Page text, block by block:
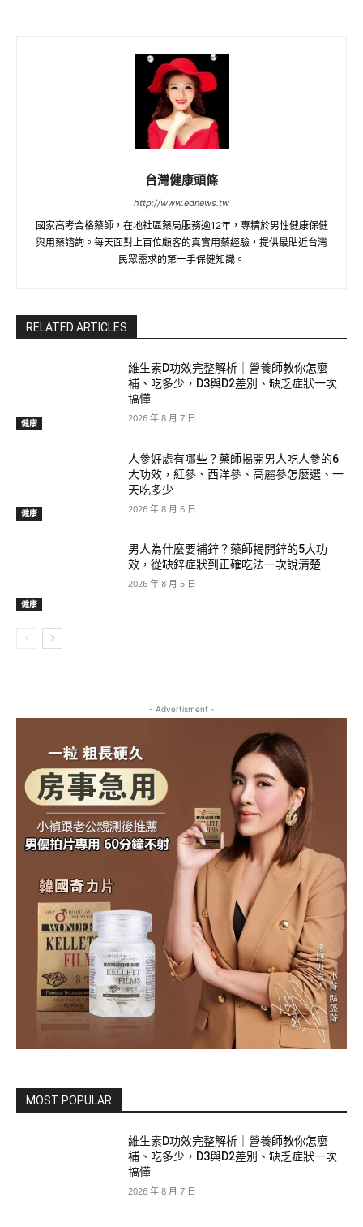
台灣健康頭條
http://www.ednews.tw
國家高考合格藥師，在地社區藥局服務逾12年，專精於男性健康保健
與用藥諮詢。每天面對上百位顧客的真實用藥經驗，提供最貼近台灣
民眾需求的第一手保健知識。
RELATED ARTICLES
健康
維生素D功效完整解析｜營養師教你怎麼
補、吃多少，D3與D2差別、缺乏症狀一次
搞懂
2026 年 8 月 7 日
健康
人參好處有哪些？藥師揭開男人吃人參的6
大功效，紅參、西洋參、高麗參怎麼選、一
天吃多少
2026 年 8 月 6 日
健康
男人為什麼要補鋅？藥師揭開鋅的5大功
效，從缺鋅症狀到正確吃法一次說清楚
2026 年 8 月 5 日
- Advertisment -
MOST POPULAR
維生素D功效完整解析｜營養師教你怎麼
補、吃多少，D3與D2差別、缺乏症狀一次
搞懂
2026 年 8 月 7 日